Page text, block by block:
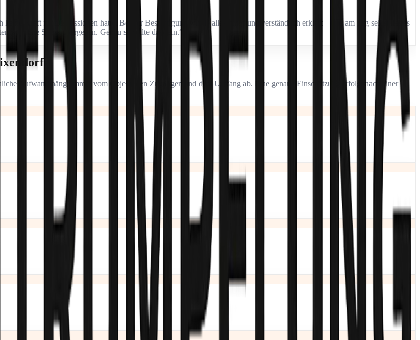
Kraft für Diskussionen hatte. Bei der Besichtigung wurde alles ruhig und verständlich erklärt – und am Tag selbst lief es
wir ohne Stress übergeben. Genau so sollte das sein.“
Aufwand hängt immer vom Objekt, den Zugängen und dem Umfang ab. Eine genaue Einschätzung erfolgt nach einer